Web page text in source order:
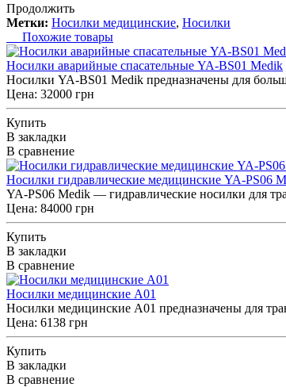
Продолжить
Метки: Носилки медицинские, Носилки
Похожие товары
Носилки аварийные спасательные YA-BS01 Medik
Носилки YA-BS01 Medik предназначены для
Цена: 32000 грн
Купить
В закладки
В сравнение
Носилки гидравлические медицинские YA-PS06
YA-PS06 Medik — гидравлические носилки для
Цена: 84000 грн
Купить
В закладки
В сравнение
Носилки медицинские A01
Носилки медицинские A01 предназначены для
Цена: 6138 грн
Купить
В закладки
В сравнение